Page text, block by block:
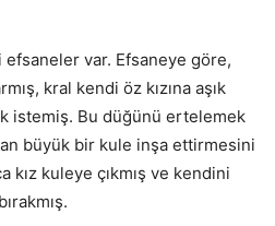
efsaneler var. Efsaneye göre,
kral kendi öz kızına aşık
istemiş. Bu düğünü ertelemek
büyük bir kule inşa ettirmesini
kız kuleye çıkmış ve kendini